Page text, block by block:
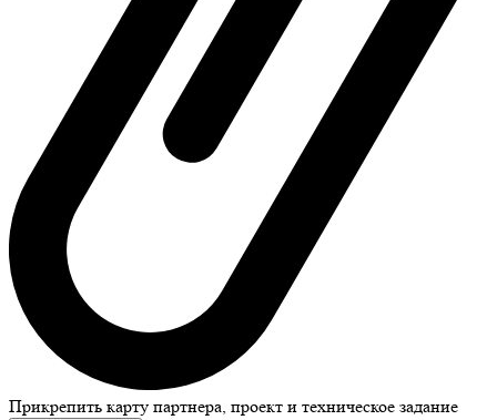
Прикрепить карту партнера, проект и техническое задание